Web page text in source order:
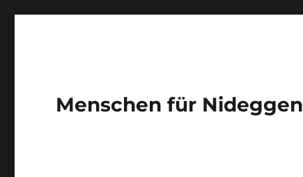
Menschen für Nideggen